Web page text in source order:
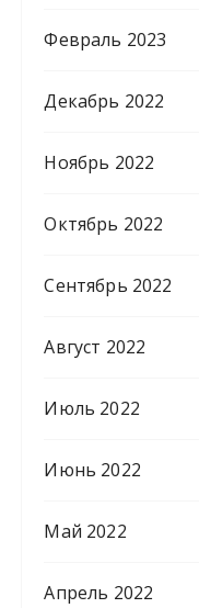
Февраль 2023
Декабрь 2022
Ноябрь 2022
Октябрь 2022
Сентябрь 2022
Август 2022
Июль 2022
Июнь 2022
Май 2022
Апрель 2022